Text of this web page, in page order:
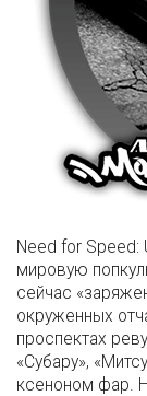
Need for Speed:
мировую
сейчас
окруженных
проспектах
«Субару»,
ксеноном фар.